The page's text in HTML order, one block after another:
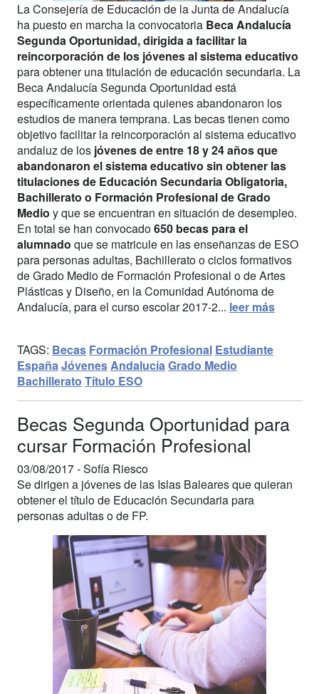
La Consejería de Educación de la Junta de Andalucía
ha puesto en marcha la convocatoria Beca Andalucía
Segunda Oportunidad, dirigida a facilitar la
reincorporación de los jóvenes al sistema educativo
para obtener una titulación de educación secundaria. La
Beca Andalucía Segunda Oportunidad está
específicamente orientada quienes abandonaron los
estudios de manera temprana. Las becas tienen como
objetivo facilitar la reincorporación al sistema educativo
andaluz de los jóvenes de entre 18 y 24 años que
abandonaron el sistema educativo sin obtener las
titulaciones de Educación Secundaria Obligatoria,
Bachillerato o Formación Profesional de Grado
Medio y que se encuentran en situación de desempleo.
En total se han convocado650 becas para el
alumnado que se matricule en las enseñanzas de ESO
para personas adultas, Bachillerato o ciclos formativos
de Grado Medio de Formación Profesional o de Artes
Plásticas y Diseño, en la Comunidad Autónoma de
Andalucía, para el curso escolar 2017-2... leer más
TAGS: Becas Formación Profesional Estudiante
EspañaJóvenesAndalucíaGrado Medio
Bachillerato Título ESO
Becas Segunda Oportunidad para
cursar Formación Profesional
03/08/2017 -Sofía Riesco
Se dirigen a jóvenes de las Islas Baleares que quieran
obtener el título de Educación Secundaria para
personas adultas o de FP.